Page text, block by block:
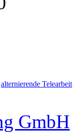
alternierende Telearbeit
GmbH